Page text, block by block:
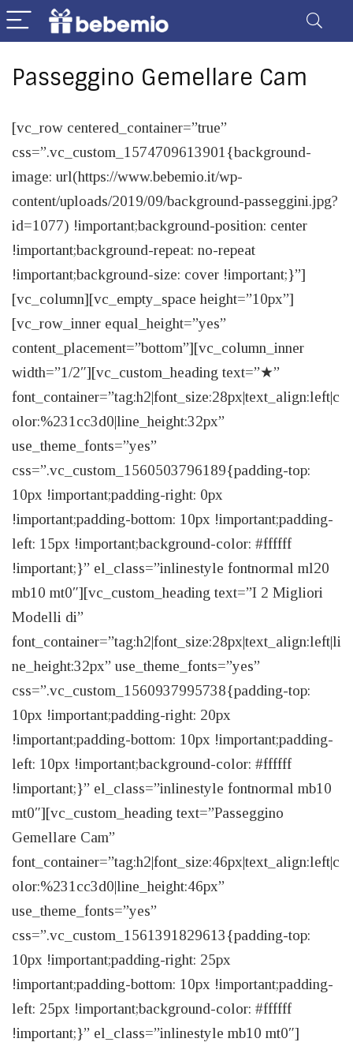
Passeggino Gemellare Cam
[vc_row centered_container=”true”
css=”.vc_custom_1574709613901{background-
image: url(https://www.bebemio.it/wp-
content/uploads/2019/09/background-passeggini.jpg?
id=1077) !important;background-position: center
!important;background-repeat: no-repeat
!important;background-size: cover !important;}”]
[vc_column][vc_empty_space height=”10px”]
[vc_row_inner equal_height=”yes”
content_placement=”bottom”][vc_column_inner
width=”1/2″][vc_custom_heading text=”★”
font_container=”tag:h2|font_size:28px|text_align:left|c
olor:%231cc3d0|line_height:32px”
use_theme_fonts=”yes”
css=”.vc_custom_1560503796189{padding-top:
10px !important;padding-right: 0px
!important;padding-bottom: 10px !important;padding-
left: 15px !important;background-color: #ffffff
!important;}” el_class=”inlinestyle fontnormal ml20
mb10 mt0″][vc_custom_heading text=”I 2 Migliori
Modelli di”
font_container=”tag:h2|font_size:28px|text_align:left|li
ne_height:32px” use_theme_fonts=”yes”
css=”.vc_custom_1560937995738{padding-top:
10px !important;padding-right: 20px
!important;padding-bottom: 10px !important;padding-
left: 10px !important;background-color: #ffffff
!important;}” el_class=”inlinestyle fontnormal mb10
mt0″][vc_custom_heading text=”Passeggino
Gemellare Cam”
font_container=”tag:h2|font_size:46px|text_align:left|c
olor:%231cc3d0|line_height:46px”
use_theme_fonts=”yes”
css=”.vc_custom_1561391829613{padding-top:
10px !important;padding-right: 25px
!important;padding-bottom: 10px !important;padding-
left: 25px !important;background-color: #ffffff
!important;}” el_class=”inlinestyle mb10 mt0″]